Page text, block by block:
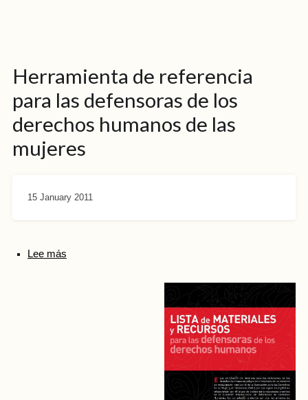
Herramienta de referencia
para las defensoras de los
derechos humanos de las
mujeres
15 January 2011
Lee más